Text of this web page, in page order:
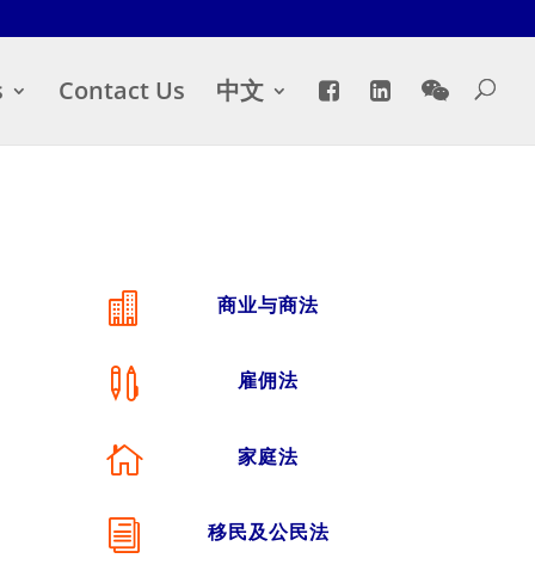
Contact Us 中文
 商业与商法
 雇佣法
 家庭法
i 移民及公民法